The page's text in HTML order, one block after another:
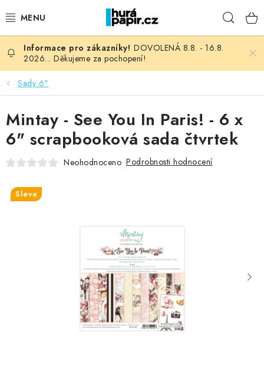
na
NOVINKY
HURÁ DÍLNA
VŠECHNO ZBOŽÍ
KNIHAŘSKÝ MATERIÁL
OBLÍBENÉ ♥️
Kontakty Moje objednávka
Oblíbené ♥️
DOVOLENÁ 8.8. - 16.8.
2026... Děkujeme za pochopení!
Sady 6"
Mintay - See You In Paris! - 6 x
6" scrapbooková sada čtvrtek
Neohodnoceno Podrobnosti hodnocení
Sleva